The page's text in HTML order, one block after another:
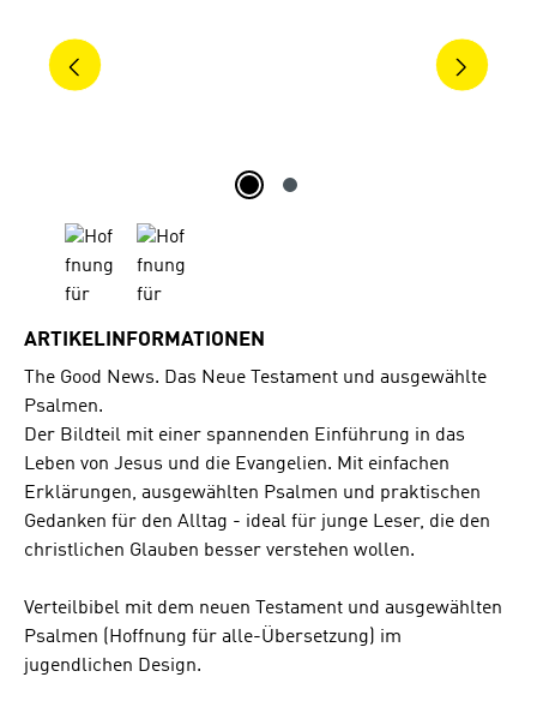
ARTIKELINFORMATIONEN
The Good News. Das Neue Testament und ausgewählte
Psalmen.
Der Bildteil mit einer spannenden Einführung in das
Leben von Jesus und die Evangelien. Mit einfachen
Erklärungen, ausgewählten Psalmen und praktischen
Gedanken für den Alltag - ideal für junge Leser, die den
christlichen Glauben besser verstehen wollen.
Verteilbibel mit dem neuen Testament und ausgewählten
Psalmen (Hoffnung für alle-Übersetzung) im
jugendlichen Design.